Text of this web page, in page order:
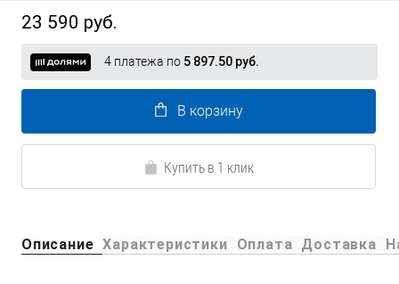
23 590 руб.
4 платежа по 5 897.50 руб.
В корзину
Купить в 1 клик
Описание Характеристики Оплата Доставка